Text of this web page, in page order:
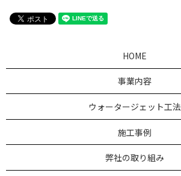
HOME
事業内容
ウォータージェット工法
施工事例
弊社の取り組み